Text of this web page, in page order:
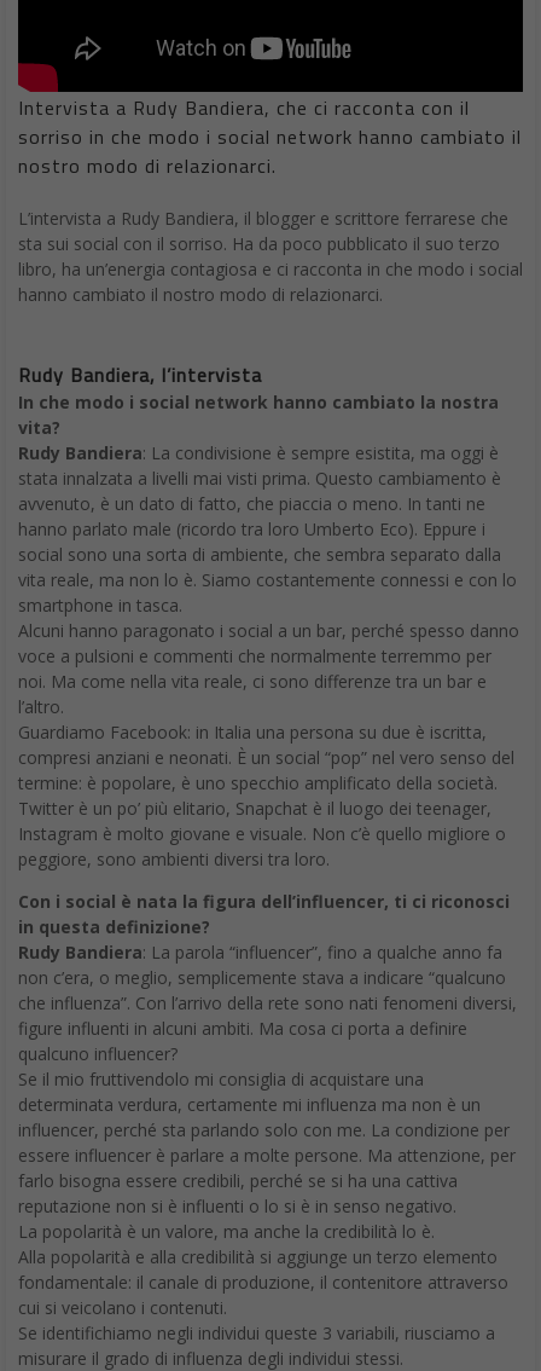
Intervista a Rudy Bandiera, che ci racconta con il
sorriso in che modo i social network hanno cambiato il
nostro modo di relazionarci.
L’intervista a Rudy Bandiera, il blogger e scrittore ferrarese che
sta sui social con il sorriso. Ha da poco pubblicato il suo terzo
libro, ha un’energia contagiosa e ci racconta in che modo i social
hanno cambiato il nostro modo di relazionarci.
Rudy Bandiera, l’intervista
In che modo i social network hanno cambiato la nostra
vita?
Rudy Bandiera: La condivisione è sempre esistita, ma oggi è
stata innalzata a livelli mai visti prima. Questo cambiamento è
avvenuto, è un dato di fatto, che piaccia o meno. In tanti ne
hanno parlato male (ricordo tra loro Umberto Eco). Eppure i
social sono una sorta di ambiente, che sembra separato dalla
vita reale, ma non lo è. Siamo costantemente connessi e con lo
smartphone in tasca.
Alcuni hanno paragonato i social a un bar, perché spesso danno
voce a pulsioni e commenti che normalmente terremmo per
noi. Ma come nella vita reale, ci sono differenze tra un bar e
l’altro.
Guardiamo Facebook: in Italia una persona su due è iscritta,
compresi anziani e neonati. È un social “pop” nel vero senso del
termine: è popolare, è uno specchio amplificato della società.
Twitter è un po’ più elitario, Snapchat è il luogo dei teenager,
Instagram è molto giovane e visuale. Non c’è quello migliore o
peggiore, sono ambienti diversi tra loro.
Con i social è nata la figura dell’influencer, ti ci riconosci
in questa definizione?
Rudy Bandiera: La parola “influencer”, fino a qualche anno fa
non c’era, o meglio, semplicemente stava a indicare “qualcuno
che influenza”. Con l’arrivo della rete sono nati fenomeni diversi,
figure influenti in alcuni ambiti. Ma cosa ci porta a definire
qualcuno influencer?
Se il mio fruttivendolo mi consiglia di acquistare una
determinata verdura, certamente mi influenza ma non è un
influencer, perché sta parlando solo con me. La condizione per
essere influencer è parlare a molte persone. Ma attenzione, per
farlo bisogna essere credibili, perché se si ha una cattiva
reputazione non si è influenti o lo si è in senso negativo.
La popolarità è un valore, ma anche la credibilità lo è.
Alla popolarità e alla credibilità si aggiunge un terzo elemento
fondamentale: il canale di produzione, il contenitore attraverso
cui si veicolano i contenuti.
Se identifichiamo negli individui queste 3 variabili, riusciamo a
misurare il grado di influenza degli individui stessi.